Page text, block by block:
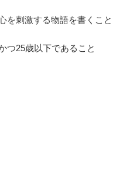
を刺激する物語を書くこと
つ25歳以下であること